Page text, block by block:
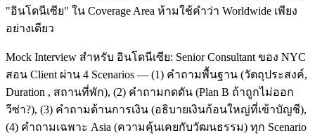
"อินโดนีเซีย" ใน Coverage Area ห้ามใช้คำว่า Worldwide เพียง
อย่างเดียว
Mock Interview สำหรับ อินโดนีเซีย: Senior Consultant ของ NYC
สอน Client ผ่าน 4 Scenarios — (1) คำถามพื้นฐาน (วัตถุประสงค์,
Duration , สถานที่พัก), (2) คำถามกดดัน (Plan B ถ้าถูกไม่ออก
วีซ่า?), (3) คำถามด้านการเงิน (อธิบายเงินก้อนใหญ่ที่เข้าบัญชี),
(4) คำถามเฉพาะ Asia (ความคุ้นเคยกับวัฒนธรรม) ทุก Scenario